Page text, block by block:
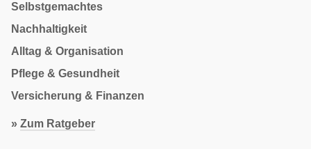
Selbstgemachtes
Nachhaltigkeit
Alltag & Organisation
Pflege & Gesundheit
Versicherung & Finanzen
» Zum Ratgeber